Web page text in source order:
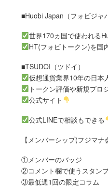
■Huobi Japan（フォビジャ
世界170ヵ国で使われる
HT(フォビトークン)を国
■TSUDOI（ツドイ）
仮想通貨業界10年の日本
トークン評価や新規プロ
公式サイト
公式LINEで相談もできる
【メンバーシップ(フジマナ
①メンバーのバッジ
②コメント欄で使うスタン
③最低週1回の限定コラム